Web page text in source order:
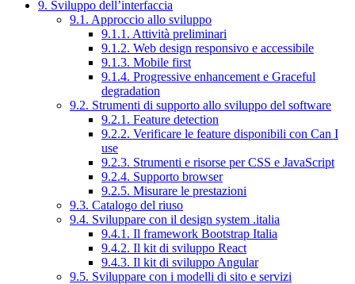
9. Sviluppo dell’interfaccia
9.1. Approccio allo sviluppo
9.1.1. Attività preliminari
9.1.2. Web design responsivo e accessibile
9.1.3. Mobile first
9.1.4. Progressive enhancement e Graceful
degradation
9.2. Strumenti di supporto allo sviluppo del software
9.2.1. Feature detection
9.2.2. Verificare le feature disponibili con Can I
use
9.2.3. Strumenti e risorse per CSS e JavaScript
9.2.4. Supporto browser
9.2.5. Misurare le prestazioni
9.3. Catalogo del riuso
9.4. Sviluppare con il design system .italia
9.4.1. Il framework Bootstrap Italia
9.4.2. Il kit di sviluppo React
9.4.3. Il kit di sviluppo Angular
9.5. Sviluppare con i modelli di sito e servizi